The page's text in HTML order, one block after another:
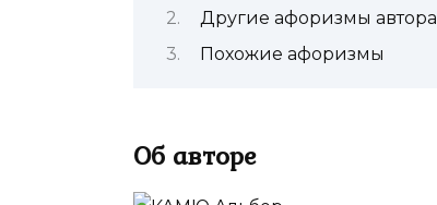
Другие афоризмы автора
Похожие афоризмы
Об авторе